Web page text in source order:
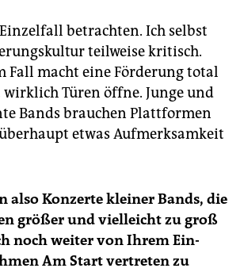
betrachten. Ich selbst
teilweise kritisch.
Fall macht eine Förderung total
wirklich Türen öffne. Junge und
Bands brauchen Plattformen
etwas Aufmerksamkeit
also Konzerte kleiner Bands, die
größer und vielleicht zu groß
noch weiter von Ihrem Ein-
Am Start vertreten zu